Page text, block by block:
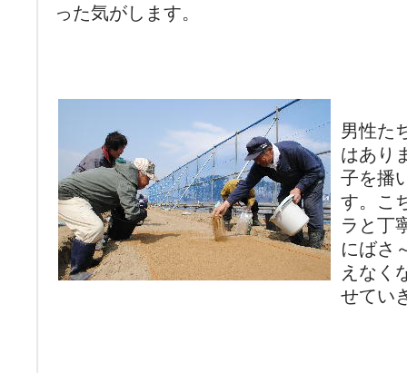
った気がします。
男性た
はあり
子を播
す。こ
ラと丁
にばさ
えなく
せてい